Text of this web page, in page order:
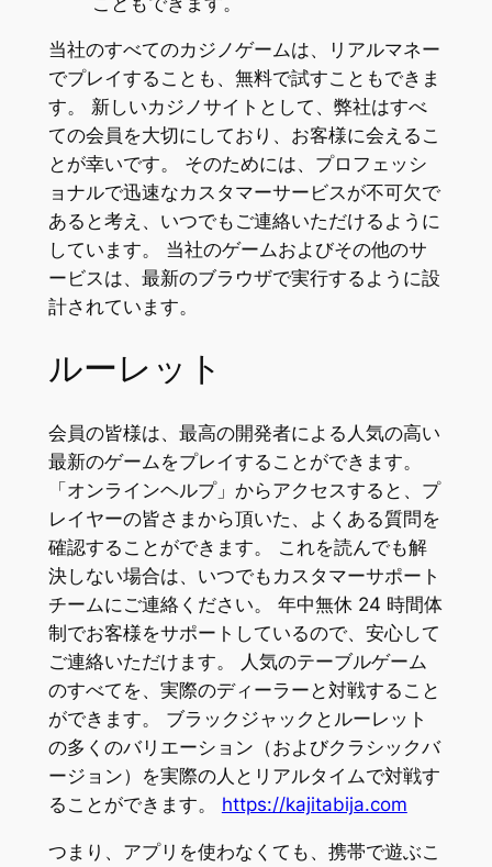
当社のすべてのカジノゲームは、リアルマネー
でプレイすることも、無料で試すこともできま
す。 新しいカジノサイトとして、弊社はすべ
ての会員を大切にしており、お客様に会えるこ
とが幸いです。 そのためには、プロフェッシ
ョナルで迅速なカスタマーサービスが不可欠で
あると考え、いつでもご連絡いただけるように
しています。 当社のゲームおよびその他のサ
ービスは、最新のブラウザで実行するように設
計されています。
ルーレット
会員の皆様は、最高の開発者による人気の高い
最新のゲームをプレイすることができます。
「オンラインヘルプ」からアクセスすると、プ
レイヤーの皆さまから頂いた、よくある質問を
確認することができます。 これを読んでも解
決しない場合は、いつでもカスタマーサポート
チームにご連絡ください。 年中無休 24 時間体
制でお客様をサポートしているので、安心して
ご連絡いただけます。 人気のテーブルゲーム
のすべてを、実際のディーラーと対戦すること
ができます。 ブラックジャックとルーレット
の多くのバリエーション（およびクラシックバ
ージョン）を実際の人とリアルタイムで対戦す
ることができます。 https://kajitabija.com
つまり、アプリを使わなくても、携帯で遊ぶこ